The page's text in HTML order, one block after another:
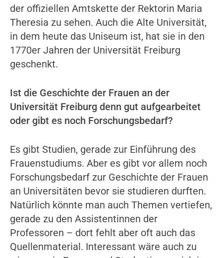
der offiziellen Amtskette der Rektorin Maria
Theresia zu sehen. Auch die Alte Universität,
in dem heute das Uniseum ist, hat sie in den
1770er Jahren der Universität Freiburg
geschenkt.
Ist die Geschichte der Frauen an der
Universität Freiburg denn gut aufgearbeitet
oder gibt es noch Forschungsbedarf?
Es gibt Studien, gerade zur Einführung des
Frauenstudiums. Aber es gibt vor allem noch
Forschungsbedarf zur Geschichte der Frauen
an Universitäten bevor sie studieren durften.
Natürlich könnte man auch Themen vertiefen,
gerade zu den Assistentinnen der
Professoren – dort fehlt aber oft auch das
Quellenmaterial. Interessant wäre auch zu